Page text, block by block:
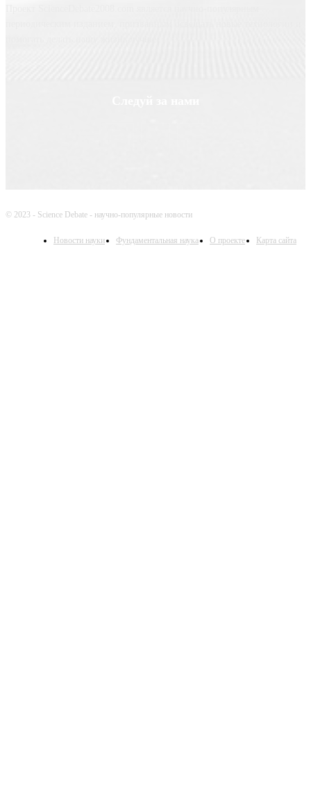
© 2023 - Science Debate - научно-популярные новости
Новости науки Фундаментальная наука О проекте Карта сайта